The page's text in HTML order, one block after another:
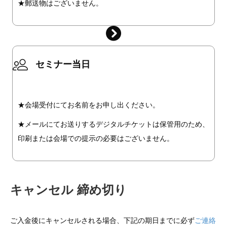
★郵送物はございません。
セミナー当日
★会場受付にてお名前をお申し出ください。
★メールにてお送りするデジタルチケットは保管用のため、
印刷または会場での提示の必要はございません。
キャンセル 締め切り
ご入金後にキャンセルされる場合、下記の期日までに必ずご連絡